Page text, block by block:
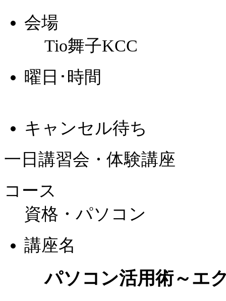
会場
Tio舞子KCC
曜日･時間
キャンセル待ち
一日講習会・体験講座
コース
資格・パソコン
講座名
パソコン活用術～エ